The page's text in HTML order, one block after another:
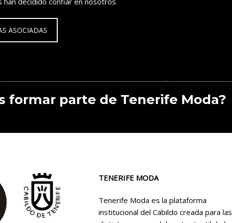
ASOCIADAS
formar parte de Tenerife Moda?
TENERIFE MODA
Tenerife Moda es la plataforma
institucional del Cabildo creada para las